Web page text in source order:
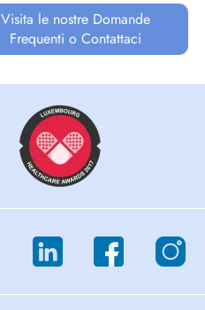
Visita le nostre Domande
Frequenti o Contattaci